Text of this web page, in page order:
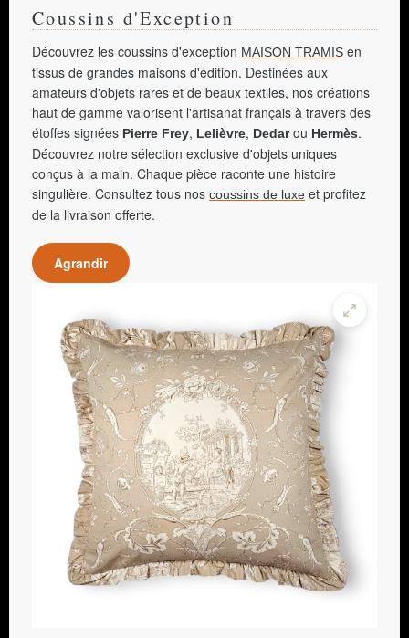
Coussins d'Exception
Découvrez les coussins d'exception MAISON TRAMIS en
tissus de grandes maisons d'édition. Destinées aux
amateurs d'objets rares et de beaux textiles, nos créations
haut de gamme valorisent l'artisanat français à travers des
étoffes signées Pierre Frey, Lelièvre, Dedarou Hermès.
Découvrez notre sélection exclusive d'objets uniques
conçus à la main. Chaque pièce raconte une histoire
singulière. Consultez tous nos coussins de luxe et profitez
de la livraison offerte.
Agrandir